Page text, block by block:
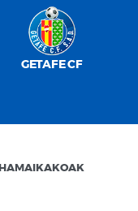
GETAFE CF
HAMAIKAKOAK